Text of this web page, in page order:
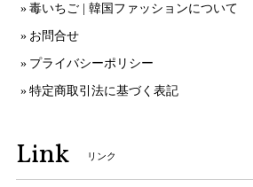
毒いちご | 韓国ファッションについて
お問合せ
プライバシーポリシー
特定商取引法に基づく表記
Link リンク